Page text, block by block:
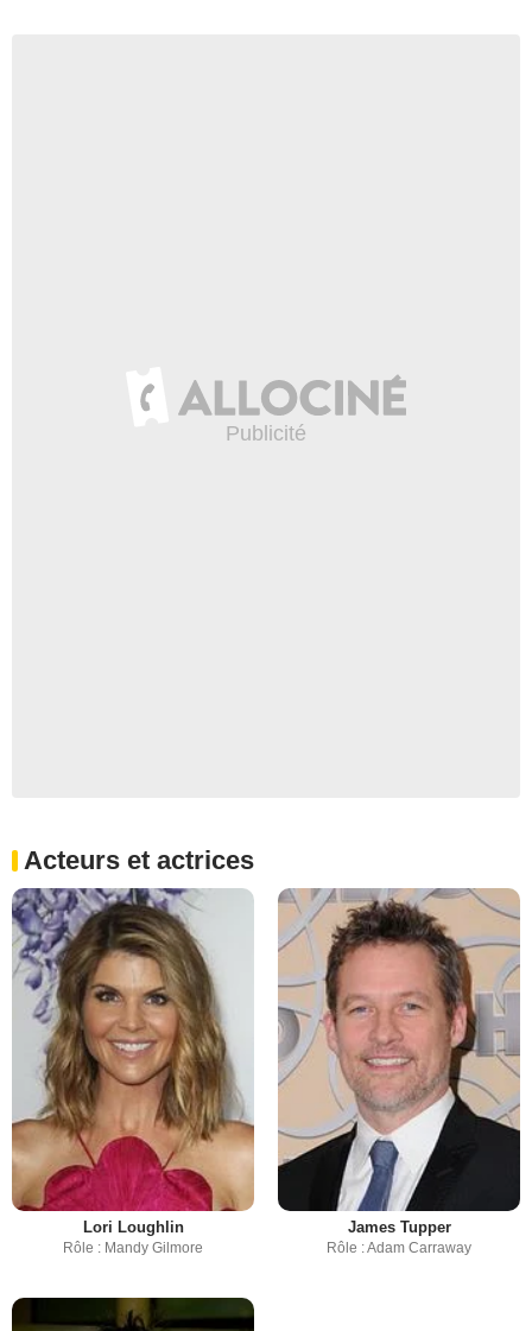
Acteurs et actrices
Lori Loughlin
Rôle : Mandy Gilmore
James Tupper
Rôle : Adam Carraway